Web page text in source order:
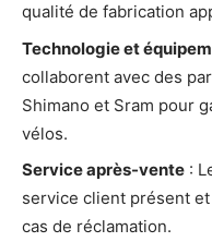
qualité de fabrication
Technologie et
collaborent avec des
Shimano et Sram pour
vélos.
Service après-vente :
service client présent
cas de réclamation.